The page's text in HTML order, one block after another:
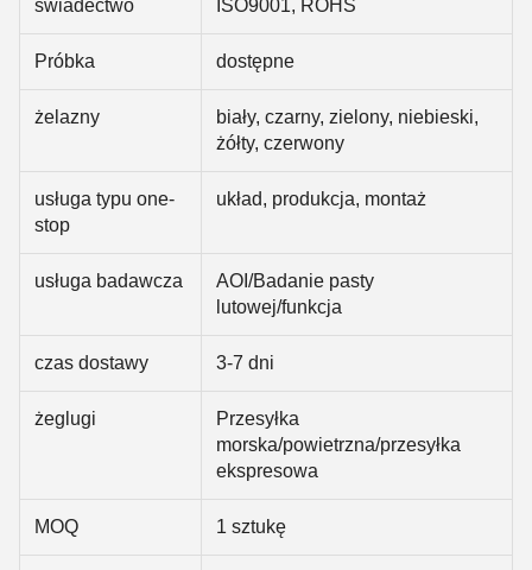
świadectwo ISO9001, ROHS
Próbka dostępne
żelazny
biały, czarny, zielony, niebieski,
żółty, czerwony
usługa typu one-
stop
układ, produkcja, montaż
usługa badawcza
AOI/Badanie pasty
lutowej/funkcja
czas dostawy 3-7 dni
żeglugi
Przesyłka
morska/powietrzna/przesyłka
ekspresowa
MOQ 1 sztukę